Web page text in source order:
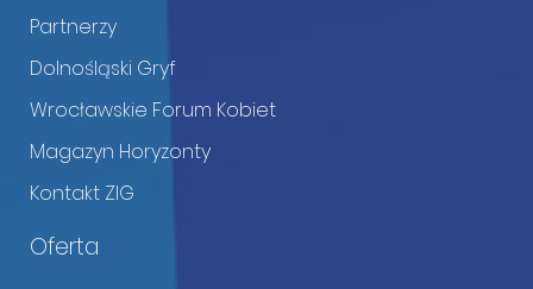
Partnerzy
Dolnośląski Gryf
Wrocławskie Forum Kobiet
Magazyn Horyzonty
Kontakt ZIG
Oferta